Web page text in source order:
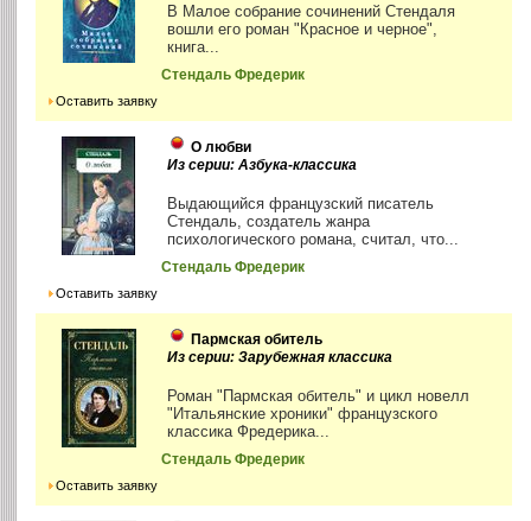
В Малое собрание сочинений Стендаля
вошли его роман "Красное и черное",
книга...
Стендаль Фредерик
Оставить заявку
О любви
Из серии: Азбука-классика
Выдающийся французский писатель
Стендаль, создатель жанра
психологического романа, считал, что...
Стендаль Фредерик
Оставить заявку
Пармская обитель
Из серии: Зарубежная классика
Роман "Пармская обитель" и цикл новелл
"Итальянские хроники" французского
классика Фредерика...
Стендаль Фредерик
Оставить заявку